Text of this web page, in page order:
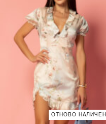
ОТНОВО НАЛИЧЕН